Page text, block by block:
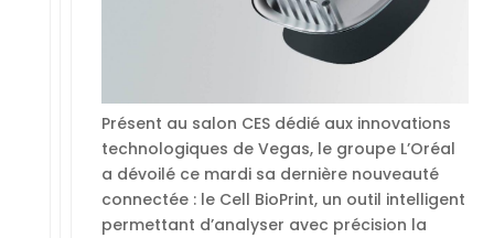
Présent au salon CES dédié aux innovations
technologiques de Vegas, le groupe L’Oréal
a dévoilé ce mardi sa dernière nouveauté
connectée : le Cell BioPrint, un outil intelligent
permettant d’analyser avec précision la